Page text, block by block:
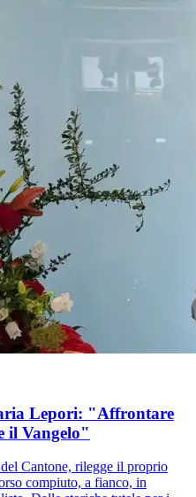
Lepori: "Affrontare
il Vangelo"
Cantone, rilegge il proprio
compiuto, a fianco, in